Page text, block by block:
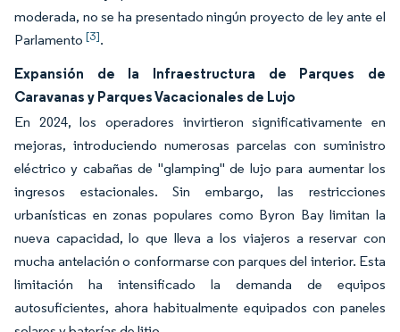
moderada, no se ha presentado ningún proyecto de ley ante el
Parlamento [3].
Expansión de la Infraestructura de Parques de
Caravanas y Parques Vacacionales de Lujo
En 2024, los operadores invirtieron significativamente en
mejoras, introduciendo numerosas parcelas con suministro
eléctrico y cabañas de "glamping" de lujo para aumentar los
ingresos estacionales. Sin embargo, las restricciones
urbanísticas en zonas populares como Byron Bay limitan la
nueva capacidad, lo que lleva a los viajeros a reservar con
mucha antelación o conformarse con parques del interior. Esta
limitación ha intensificado la demanda de equipos
autosuficientes, ahora habitualmente equipados con paneles